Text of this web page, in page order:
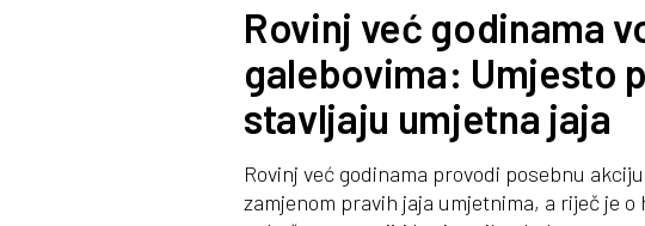
Rovinj već godinama
galebovima: Umjesto
stavljaju umjetna jaja
Rovinj već godinama provodi posebnu
zamjenom pravih jaja umjetnima, a riječ je o